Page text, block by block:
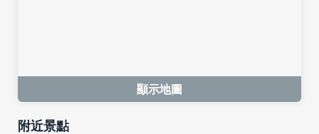
顯示地圖
附近景點